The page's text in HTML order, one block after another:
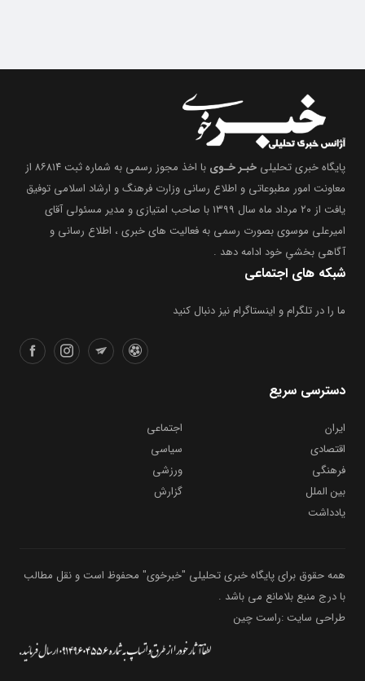
پایگاه خبری تحلیلی خبـر خـوی
با اخذ مجوز رسمی به شماره ثبت ۸۶۸۱۴ از
معاونت امور مطبوعاتی و اطلاع رسانی وزارت فرهنگ و ارشاد اسلامی توفیق
یافت از ۲۰ مرداد ماه سال ۱۳۹۹ با صاحب امتیازی و مدیر مسئولی آقای
امیرعلی موسوی بصورت رسمی به فعالیت های خبری ، اطلاع رسانی و
آگاهی بخشیِ خود ادامه دهد .
شبکه های اجتماعی
ما را در تلگرام و اینستاگرام نیز دنبال کنید
دسترسی سریع
ایران
اجتماعی
اقتصادی
سیاسی
فرهنگی
ورزشی
بین الملل
گزارش
یادداشت
همه حقوق برای پایگاه خبری تحلیلی "خبرخوی" محفوظ است و نقل مطالب
با درج منبع بلامانع می باشد .
طراحی سایت :راست چین